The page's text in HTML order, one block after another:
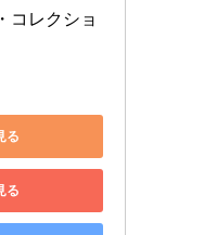
コレクショ
る
る